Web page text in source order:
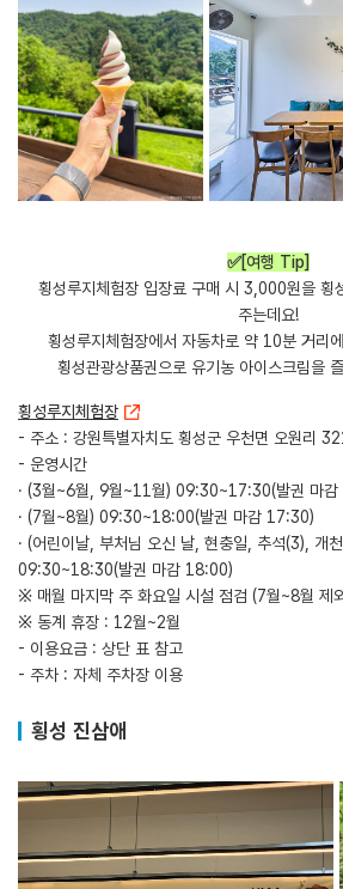
✅[여행 Tip]
횡성루지체험장 입장료 구매 시 3,000원을 횡
주는데요!
횡성루지체험장에서 자동차로 약 10분 거리
횡성관광상품권으로 유기농 아이스크림을
횡성루지체험장
- 주소 : 강원특별자치도 횡성군 우천면 오원리
- 운영시간
· (3월~6월, 9월~11월) 09:30~17:30(발권 마
· (7월~8월) 09:30~18:00(발권 마감 17:30)
· (어린이날, 부처님 오신 날, 현충일, 추석(3), 개
09:30~18:30(발권 마감 18:00)
※ 매월 마지막 주 화요일 시설 점검 (7월~8월 제
※ 동계 휴장 : 12월~2월
- 이용요금 : 상단 표 참고
- 주차 : 자체 주차장 이용
횡성 진삼애